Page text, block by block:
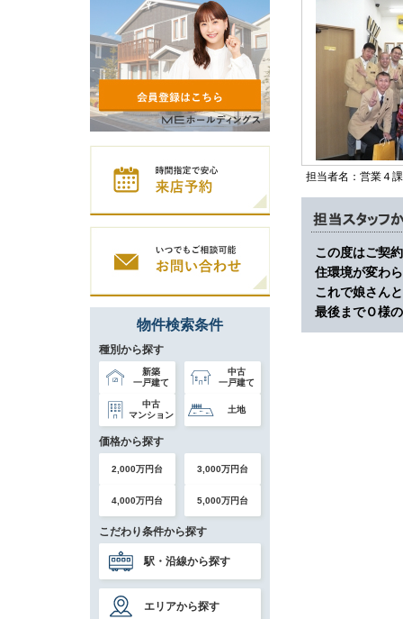
担当者名：営業４
この度はご契
住環境が変わ
これで娘さん
最後までＯ様
物件検索条件
種別から探す
新築
一戸建て
中古
一戸建て
中古
マンション
土地
価格から探す
2,000万円台 3,000万円台
4,000万円台 5,000万円台
こだわり条件から探す
駅・沿線から探す
エリアから探す